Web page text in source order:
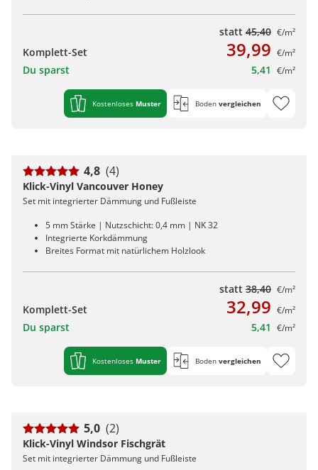
statt 45,40 €/m²
Komplett-Set 39,99 €/m²
Du sparst 5,41 €/m²
Kostenloses Muster Boden vergleichen
4,8 (4)
Klick-Vinyl Vancouver Honey
Set mit integrierter Dämmung und Fußleiste
5 mm Stärke | Nutzschicht: 0,4 mm | NK 32
Integrierte Korkdämmung
Breites Format mit natürlichem Holzlook
statt 38,40 €/m²
Komplett-Set 32,99 €/m²
Du sparst 5,41 €/m²
Kostenloses Muster Boden vergleichen
5,0 (2)
Klick-Vinyl Windsor Fischgrät
Set mit integrierter Dämmung und Fußleiste